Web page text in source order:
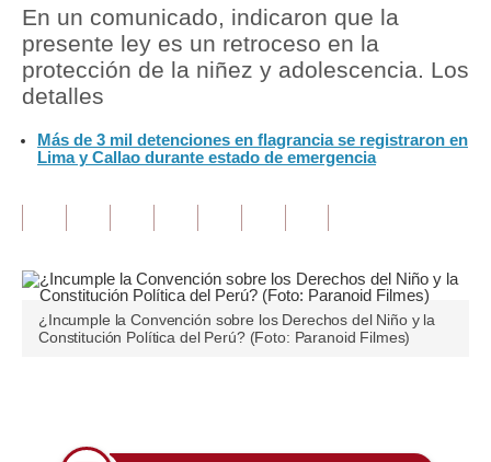
Política
Tu Dinero
Finanzas Personales
Inmobiliarias
Opinión
Editorial
Pregunta de hoy
Lujo
En un comunicado, indicaron que la
presente ley es un retroceso en la
protección de la niñez y adolescencia. Los
detalles
Más de 3 mil detenciones en flagrancia se registraron en
Lima y Callao durante estado de emergencia
¿Incumple la Convención sobre los Derechos del Niño y la
Constitución Política del Perú? (Foto: Paranoid Filmes)